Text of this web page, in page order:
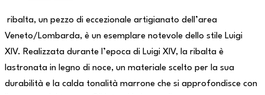
ribalta, un pezzo di eccezionale artigianato dell’area
Veneto/Lombarda, è un esemplare notevole dello stile Luigi
XIV. Realizzata durante l’epoca di Luigi XIV, la ribalta è
lastronata in legno di noce, un materiale scelto per la sua
durabilità e la calda tonalità marrone che si approfondisce con